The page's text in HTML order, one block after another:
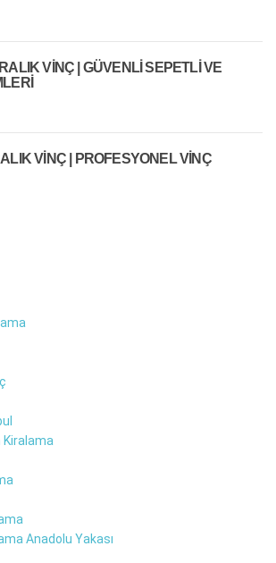
VINÇ | GÜVENLI SEPETLI VE
VINÇ | PROFESYONEL VINÇ
Kiralama
Anadolu Yakası